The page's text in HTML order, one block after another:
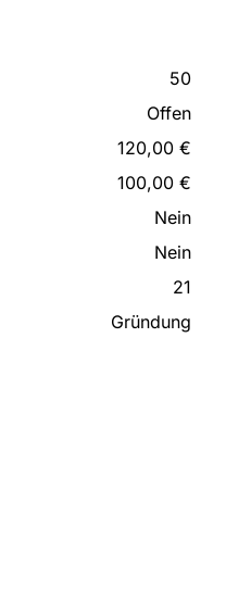
50
Offen
120,00 €
100,00 €
Nein
Nein
21
Gründung